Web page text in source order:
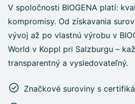
V spoločnosti BIOGENA platí:
kompromisy. Od získavania
vývoj až po vlastnú výrobu v
World v Koppl pri Salzburgu –
transparentný a vysledovateľný.
Značkové suroviny s